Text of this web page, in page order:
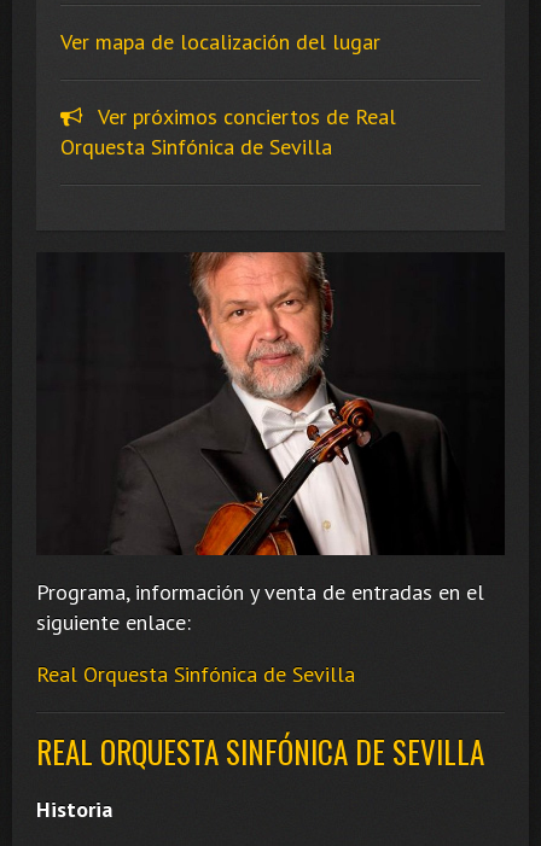
Ver mapa de localización del lugar
Ver próximos conciertos de Real
Orquesta Sinfónica de Sevilla
Programa, información y venta de entradas en el
siguiente enlace:
Real Orquesta Sinfónica de Sevilla
REAL ORQUESTA SINFÓNICA DE SEVILLA
Historia